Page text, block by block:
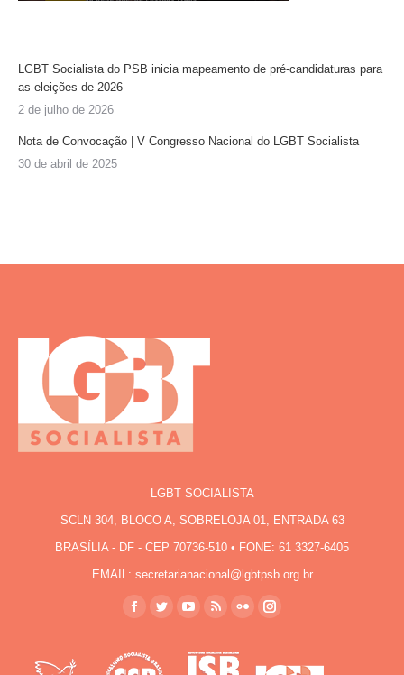
LGBT Socialista do PSB inicia mapeamento de pré-candidaturas para
as eleições de 2026
2 de julho de 2026
Nota de Convocação | V Congresso Nacional do LGBT Socialista
30 de abril de 2025
LGBT SOCIALISTA
SCLN 304, BLOCO A, SOBRELOJA 01, ENTRADA 63
BRASÍLIA - DF - CEP 70736-510 • FONE: 61 3327-6405
EMAIL: secretarianacional@lgbtpsb.org.br
Facebook
opens
Twitter
opensopens
Flickr
opens
Instagram
opens